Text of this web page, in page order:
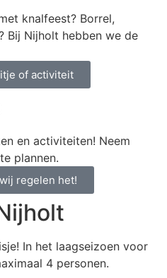
knalfeest? Borrel,
Bij Nijholt hebben we de
of activiteit
en activiteiten! Neem
plannen.
regelen het!
In het laagseizoen voor
4 personen.